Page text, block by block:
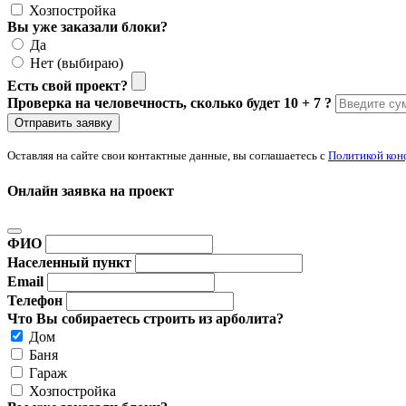
Хозпостройка
Вы уже заказали блоки?
Да
Нет (выбираю)
Есть свой проект?
Проверка на человечность, сколько будет 10 + 7 ?
Отправить заявку
Оставляя на сайте свои контактные данные, вы соглашаетесь с Политикой
Онлайн заявка на проект
ФИО
Населенный пункт
Email
Телефон
Что Вы собираетесь строить из арболита?
Дом
Баня
Гараж
Хозпостройка